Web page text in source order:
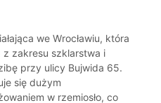
we Wrocławiu, która
z zakresu szklarstwa i
przy ulicy Bujwida 65.
się dużym
w rzemiosło, co